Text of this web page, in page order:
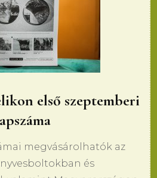
első szeptemberi
megvásárolhatók az
és